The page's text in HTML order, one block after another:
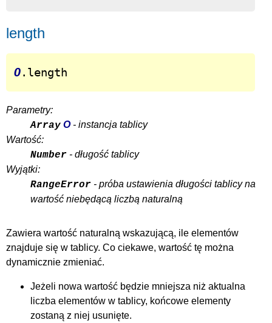
length
O.length
Parametry:
Array O- instancja tablicy
Wartość:
Number - długość tablicy
Wyjątki:
RangeError - próba ustawienia długości tablicy na
wartość niebędącą liczbą naturalną
Zawiera wartość naturalną wskazującą, ile elementów
znajduje się w tablicy. Co ciekawe, wartość tę można
dynamicznie zmieniać.
Jeżeli nowa wartość będzie mniejsza niż aktualna
liczba elementów w tablicy, końcowe elementy
zostaną z niej usunięte.